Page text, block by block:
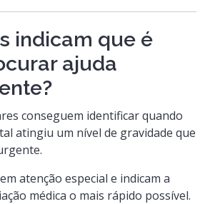
indicam que é
ajuda
conseguem identificar quando
atingiu um nível de gravidade que
atenção especial e indicam a
médica o mais rápido possível.